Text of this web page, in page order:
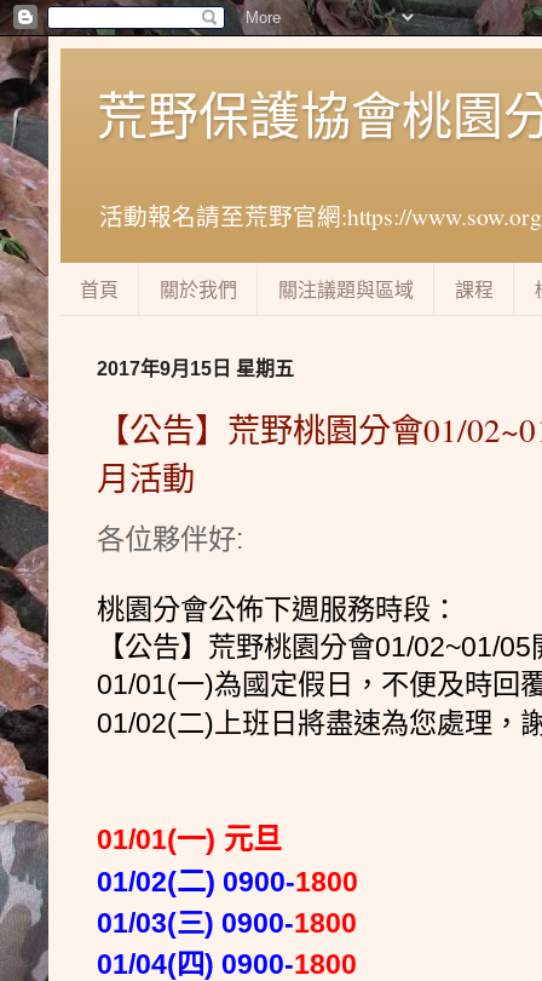
荒野保護協會桃園
活動報名請至荒野官網:https://
首頁 關於我們 關注議題與區域 課程
2017年9月15日 星期五
【公告】荒野桃園分會01/
月活動
各位夥伴好:
桃園分會公佈下週服務時段：
【公告】荒野桃園分會01/02~01/
01/01(一)為國定假日， 不便及時回
01/02(二)上班日將盡速為您處理，
01/01(一) 元旦
01/02(二) 0900-1800
01/03(三) 0900-1800
01/04(四) 0900-1800